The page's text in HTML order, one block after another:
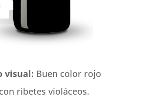
visual: Buen color rojo
ribetes violáceos.